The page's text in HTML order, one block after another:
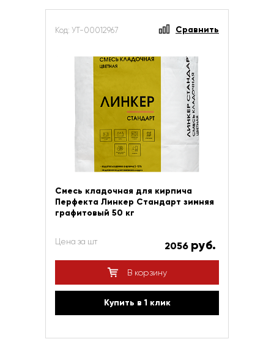
Код: УТ-00012967 Сравнить
Смесь кладочная для кирпича
Перфекта Линкер Стандарт зимняя
графитовый 50 кг
Цена за шт 2056 руб.
В корзину
Купить в 1 клик